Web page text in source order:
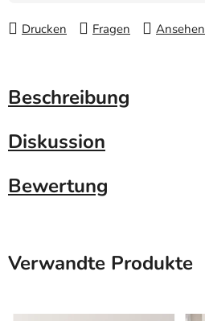
Drucken Fragen Ansehen
Beschreibung
Diskussion
Bewertung
Verwandte Produkte